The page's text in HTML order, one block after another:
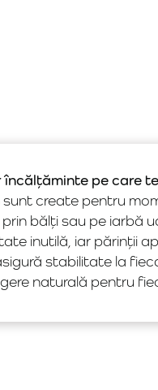
încălțăminte pe care
create pentru
bălți sau pe iarbă
inutilă, iar părinții
stabilitate la
naturală pentru